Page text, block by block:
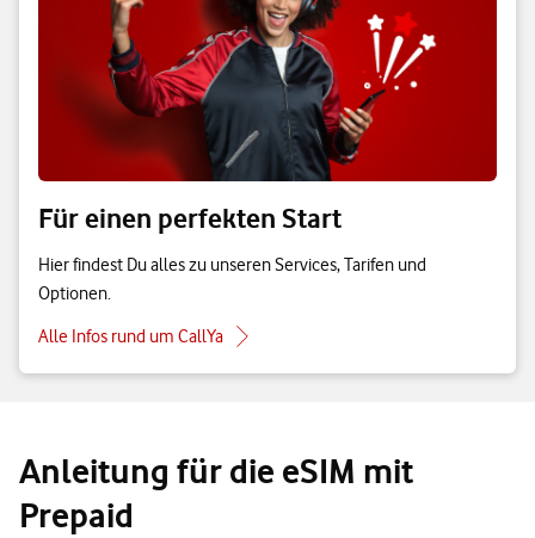
Für einen perfekten Start
Hier findest Du alles zu unseren Services, Tarifen und
Optionen.
Alle Infos rund um CallYa
Anleitung für die eSIM mit
Prepaid